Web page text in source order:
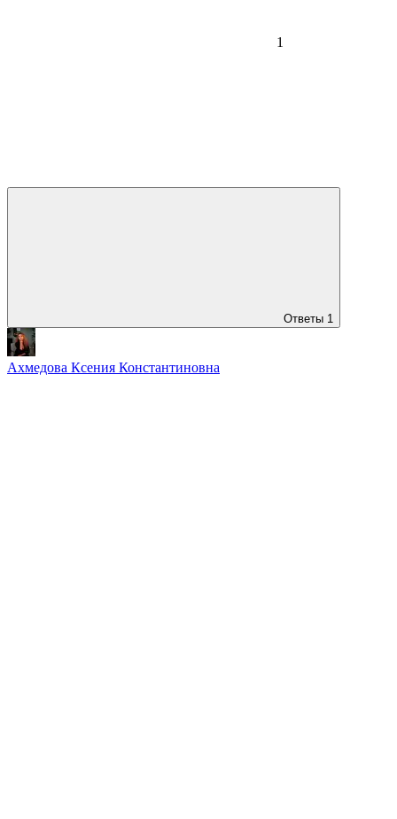
1
Ответы 1
Ахмедова Ксения Константиновна